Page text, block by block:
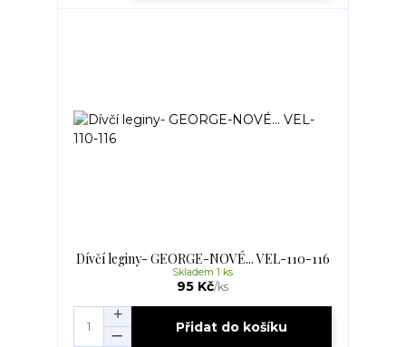
Dívčí leginy- GEORGE-NOVÉ... VEL-110-116
95 Kč/ks
Skladem 1 ks
Přidat do košíku